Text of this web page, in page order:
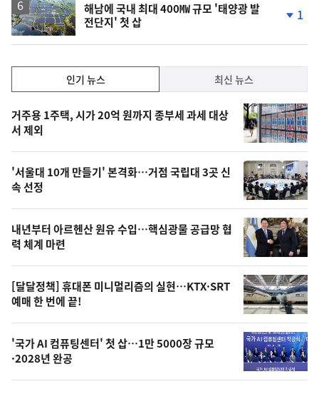
해남에 국내 최대 400㎿ 규모 '태양광 발
전단지' 첫 삽
락
1
기,
최
신,
오
늘
의
영
상
오
늘
의
사
진
인기 뉴스 최신 뉴스
기
뉴
스
거주용 1주택, 시가 20억 원까지 종부세 과세 대상
서 제외
'서울대 10개 만들기' 본격화…거점 국립대 3곳 신
속 선정
내년부터 아르헨산 원유 수입…핵심광물 공급망 협
력 체계 마련
[달달정책] 휴대폰 미니멀리즘의 실현…KTX·SRT
예매 한 번에 끝!
'국가 AI 컴퓨팅센터' 첫 삽…1만 5000장 규모
·2028년 완공